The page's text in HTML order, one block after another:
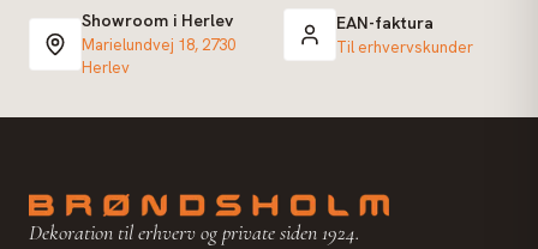
Showroom i Herlev
Marielundvej 18, 2730
Herlev
EAN-faktura
Til erhvervskunder
Dekoration til erhverv og private siden 1924.